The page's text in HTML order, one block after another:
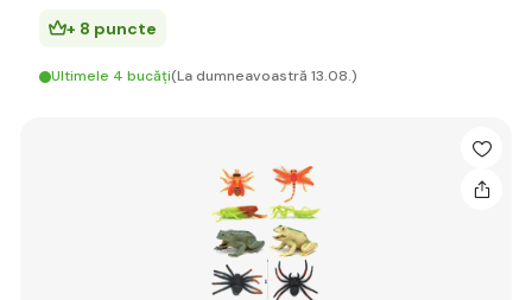
+ 8 puncte
Ultimele 4 bucăți(La dumneavoastră 13.08.)